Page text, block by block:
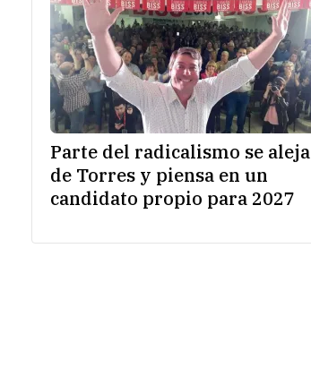
Parte del radicalismo se aleja
de Torres y piensa en un
candidato propio para 2027